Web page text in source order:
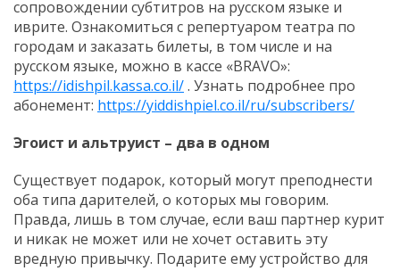
сопровождении субтитров на русском языке и
иврите. Ознакомиться с репертуаром театра по
городам и заказать билеты, в том числе и на
русском языке, можно в кассе «BRAVO»:
https://idishpil.kassa.co.il/. Узнать подробнее про
абонемент: https://yiddishpiel.co.il/ru/subscribers/
Эгоист и альтруист – два в одном
Существует подарок, который могут преподнести
оба типа дарителей, о которых мы говорим.
Правда, лишь в том случае, если ваш партнер курит
и никак не может или не хочет оставить эту
вредную привычку. Подарите ему устройство для